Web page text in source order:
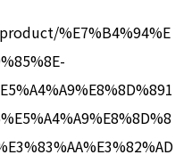
%E7%B4%94%E